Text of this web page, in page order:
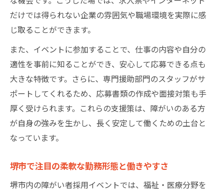
だけでは得られない企業の雰囲気や職場環境を実際に感
じ取ることができます。
また、イベントに参加することで、仕事の内容や自分の
適性を事前に知ることができ、安心して応募できる点も
大きな特徴です。さらに、専門援助部門のスタッフがサ
ポートしてくれるため、応募書類の作成や面接対策も手
厚く受けられます。これらの支援策は、障がいのある方
が自身の強みを生かし、長く安定して働くための土台と
なっています。
堺市で注目の柔軟な勤務形態と働きやすさ
堺市内の障がい者採用イベントでは、福祉・医療分野を